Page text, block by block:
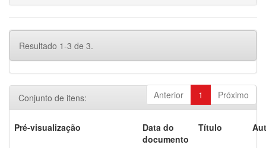
Resultado 1-3 de 3.
Anterior 1 Próximo
Conjunto de itens:
Pré-visualização
Data do
documento
Título